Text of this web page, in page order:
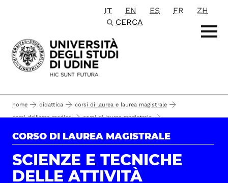
Passa al contenuto principale
IT EN ES FR
ZH
CERCA
home didattica
corsi di laurea e laurea magistrale
corsi dell'area medica
corsi di laurea magistrale
laurearsi esame di laurea
CORSO DI LAUREA MAGISTRALE
SCIENZE E TECNICHE
DELLE ATTIVITÀ